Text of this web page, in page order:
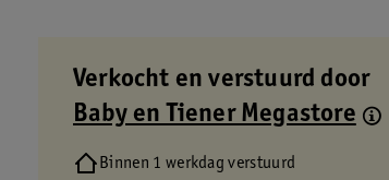
Verkocht en verstuurd door
Baby en Tiener Megastore
Binnen 1 werkdag verstuurd